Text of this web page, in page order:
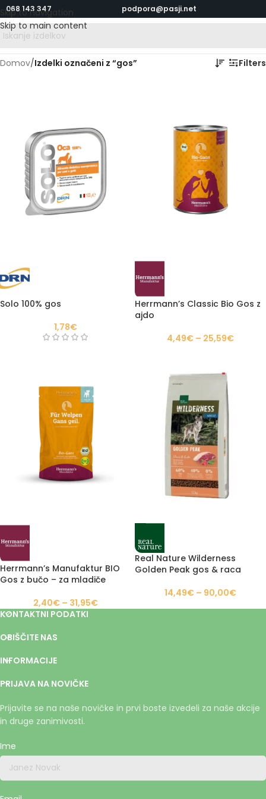
Skip to navigation
Skip to main content
068 143 347 podpora@pasji.net
Domov/Izdelki označeni z “gos” Filters
Solo 100% gos
1,78€
Herrmann’s Classic Bio Gos z
ajdo
4,49€ – 25,59€
Herrmann’s Manufaktur BIO
Gos z bučo – za mladiče
2,40€ – 31,95€
Real Nature Wilderness
Golden Peak gos & raca
14,49€ – 90,00€
KONTAKTNI PODATKI
OBIŠČITE NAS
INFORMACIJE
PRIJAVA NA NOVIČKE
Prijavite se na naše novičke in prvi boste izvedeli za naše akcije
in druge zanimivosti.
Ime